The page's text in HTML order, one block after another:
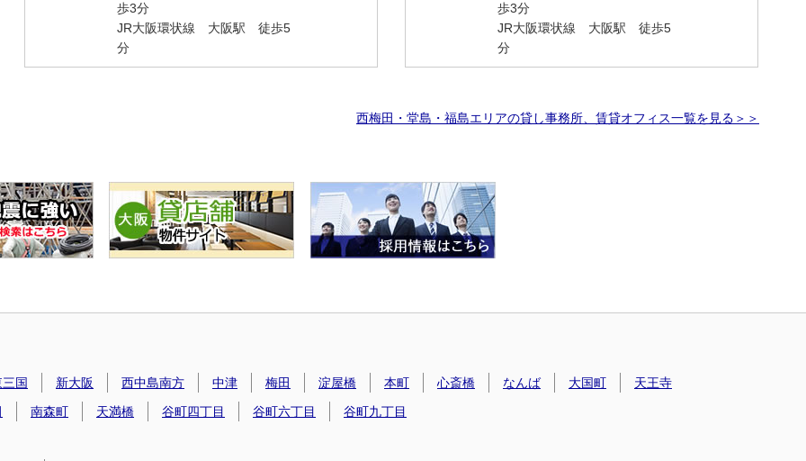
歩3分
JR大阪環状線 大阪駅 徒歩5
分
歩3分
JR大阪環状線 大阪駅 徒歩5
分
西梅田・堂島・福島エリアの貸し事務所、賃貸オフィス一覧を見る＞＞
国 新大阪 西中島南方 中津 梅田 淀屋橋 本町 心斎橋 なんば 大国町
天王寺
南森町 天満橋 谷町四丁目 谷町六丁目 谷町九丁目